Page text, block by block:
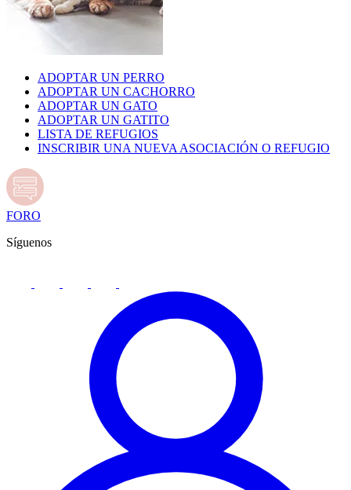
ADOPTAR UN PERRO
ADOPTAR UN CACHORRO
ADOPTAR UN GATO
ADOPTAR UN GATITO
LISTA DE REFUGIOS
INSCRIBIR UNA NUEVA ASOCIACIÓN O REFUGIO
FORO
Síguenos